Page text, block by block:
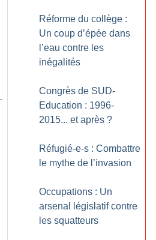
Réforme du collège :
Un coup d’épée dans
l’eau contre les
inégalités
Congrès de SUD-
Education : 1996-
2015... et après ?
Réfugié-e-s : Combattre
le mythe de l’invasion
Occupations : Un
arsenal législatif contre
les squatteurs